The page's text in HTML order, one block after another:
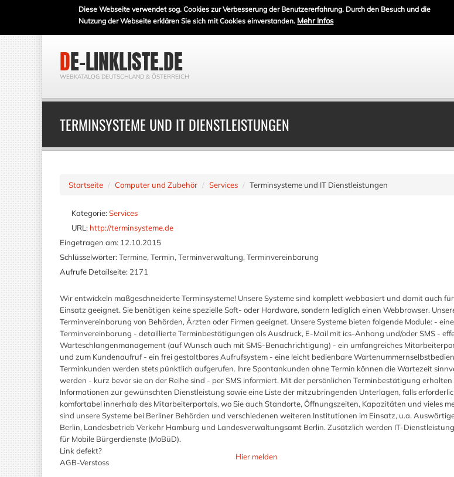
Diese Webseite verwendet sog. Cookies zur Verbesserung der Benutzererfahrung. Durch den Besuch und die
Nutzung der Webseite erklären Sie sich mit Cookies einverstanden. Mehr Infos
DE-LINKLISTE.DE
WEBKATALOG DEUTSCHLAND & ÖSTERREICH
TERMINSYSTEME UND IT DIENSTLEISTUNGEN
Startseite Computer und Zubehör Services Terminsysteme und IT Dienstleistungen
Kategorie: Services
URL: http://terminsysteme.de
Eingetragen am: 12.10.2015
Schlüsselwörter: Termine, Termin, Terminverwaltung, Terminvereinbarung
Aufrufe Detailseite: 2171
Wir entwickeln maßgeschneiderte Terminsysteme! Unsere Systeme sind komplett webbasiert und damit auch
Einsatz geeignet. Sie benötigen keine spezielle Soft- oder Hardware, sondern lediglich einen Webbrowser.
Terminvereinbarung von Behörden, Ärzten oder Firmen geeignet. Unsere Systeme bieten folgende Module: -
Terminvereinbarung - detaillierte Terminbestätigungen als Ausdruck, E-Mail mit ics-Anhang und/oder SMS -
Warteschlangenmanagement (auf Wunsch auch mit SMS-Benachrichtigung) - ein umfangreiches
und zum Kundenaufruf - ein frei gestaltbares Aufrufsystem - eine leicht bedienbare
Terminkunden werden stets pünktlich aufgerufen. Ihre Spontankunden ohne Termin können die Wartezeit
werden - kurz bevor sie an der Reihe sind - per SMS informiert. Mit der persönlichen Terminbestätigung
Informationen zur gewünschten Dienstleistung sowie eine Liste der mitzubringenden Unterlagen, falls
komfortabel innerhalb des Mitarbeiterportals, wo Sie auch Standorte, Öffnungszeiten, Kapazitäten und vieles
sind unsere Systeme bei Berliner Behörden und verschiedenen weiteren Institutionen im Einsatz, u.a.
Berlin, Landesbetrieb Verkehr Hamburg und Landesverwaltungsamt Berlin. Zusätzlich werden IT-
für Mobile Bürgerdienste (MoBüD).
Link defekt?
AGB-Verstoss
Hier melden